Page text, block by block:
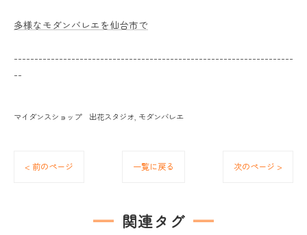
多様なモダンバレエを仙台市で
--------------------------------------------------------------------
--
マイダンスショップ 出花スタジオ モダンバレエ
< 前のページ 一覧に戻る 次のページ >
関連タグ